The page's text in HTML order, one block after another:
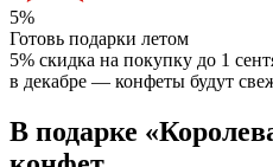
5%
Готовь подарки летом
5% скидка на покупку до 1
в декабре — конфеты будут
В подарке